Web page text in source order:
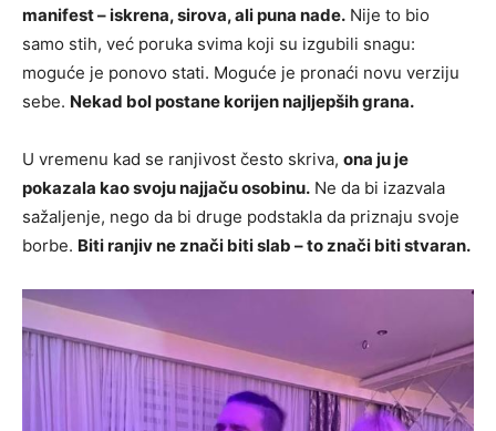
manifest – iskrena, sirova, ali puna nade. Nije to bio
samo stih, već poruka svima koji su izgubili snagu:
moguće je ponovo stati. Moguće je pronaći novu verziju
sebe. Nekad bol postane korijen najljepših grana.
U vremenu kad se ranjivost često skriva, ona ju je
pokazala kao svoju najjaču osobinu. Ne da bi izazvala
sažaljenje, nego da bi druge podstakla da priznaju svoje
borbe. Biti ranjiv ne znači biti slab – to znači biti stvaran.